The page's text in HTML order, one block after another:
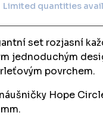
View cart
Limited quantities
set rozjasní
jednoduchým
povrchem.
Hope